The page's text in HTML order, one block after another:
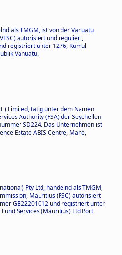
als TMGM, ist von der Vanuatu
autorisiert und reguliert,
registriert unter 1276, Kumul
Vanuatu.
Limited, tätig unter dem Namen
Authority (FSA) der Seychellen
SD224. Das Unternehmen ist
Estate ABIS Centre, Mahé,
Pty Ltd, handelnd als TMGM,
Mauritius (FSC) autorisiert
GB22201012 und registriert unter
Services (Mauritius) Ltd Port